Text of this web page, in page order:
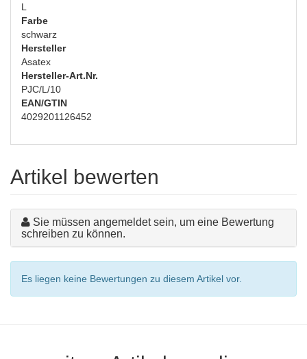
L
Farbe
schwarz
Hersteller
Asatex
Hersteller-Art.Nr.
PJC/L/10
EAN/GTIN
4029201126452
Artikel bewerten
Sie müssen angemeldet sein, um eine Bewertung
schreiben zu können.
Es liegen keine Bewertungen zu diesem Artikel vor.